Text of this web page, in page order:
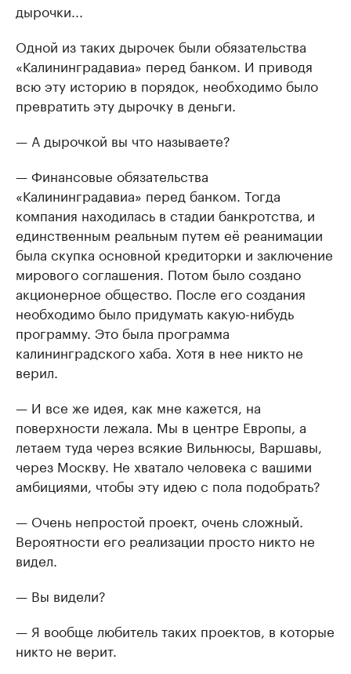
дырочки...
Одной из таких дырочек были обязательства
«Калининградавиа» перед банком. И приводя
всю эту историю в порядок, необходимо было
превратить эту дырочку в деньги.
— А дырочкой вы что называете?
— Финансовые обязательства
«Калининградавиа» перед банком. Тогда
компания находилась в стадии банкротства, и
единственным реальным путем её реанимации
была скупка основной кредиторки и заключение
мирового соглашения. Потом было создано
акционерное общество. После его создания
необходимо было придумать какую-нибудь
программу. Это была программа
калининградского хаба. Хотя в нее никто не
верил.
— И все же идея, как мне кажется, на
поверхности лежала. Мы в центре Европы, а
летаем туда через всякие Вильнюсы, Варшавы,
через Москву. Не хватало человека с вашими
амбициями, чтобы эту идею с пола подобрать?
— Очень непростой проект, очень сложный.
Вероятности его реализации просто никто не
видел.
— Вы видели?
— Я вообще любитель таких проектов, в которые
никто не верит.